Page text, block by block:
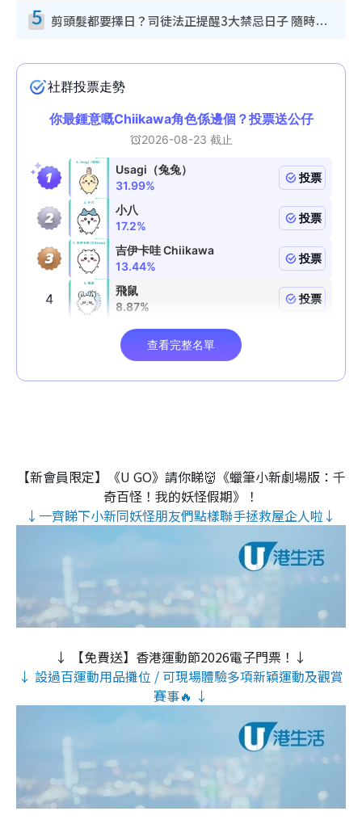
5 剪頭髮都要擇日？司徒法正提醒3大禁忌日子 隨時剪走財運！呢日剪髮恐「剪壽命」？
【新會員限定】《U GO》請你睇👹《蠟筆小新劇場版：千
奇百怪！我的妖怪假期》！
↓一齊睇下小新同妖怪朋友們點樣聯手拯救屋企人啦↓
↓ 【免費送】香港運動節2026電子門票！↓
↓ 設過百運動用品攤位 / 可現場體驗多項新穎運動及觀賞
賽事🔥 ↓